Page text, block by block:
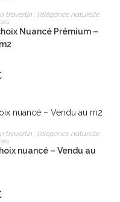
travertin : l'élégance naturelle
Nuancé Prémium –
travertin : l'élégance naturelle
nuancé – Vendu au